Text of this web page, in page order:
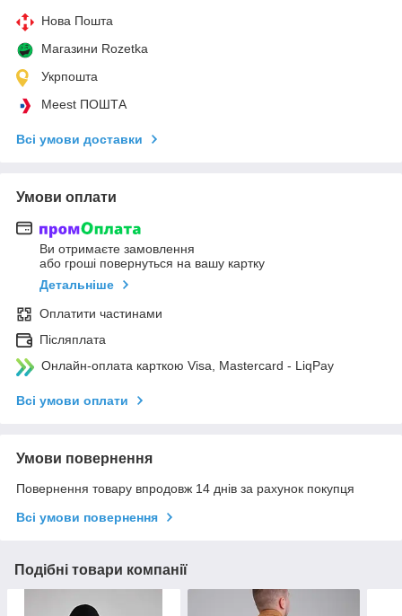
Нова Пошта
Магазини Rozetka
Укрпошта
Meest ПОШТА
Всі умови доставки
Умови оплати
Ви отримаєте замовлення
або гроші повернуться на вашу картку
Детальніше
Оплатити частинами
Післяплата
Онлайн-оплата карткою Visa, Mastercard - LiqPay
Всі умови оплати
Умови повернення
Повернення товару впродовж 14 днів за рахунок покупця
Всі умови повернення
Подібні товари компанії